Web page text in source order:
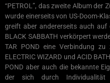
“PETROL”, das zweite Album der
wurde einerseits von US-Doom-
greift aber andererseits auch auf
BLACK SABBATH verkörpert
TAR POND eine Verbindung zu
ELECTRIC WIZARD und ACID
POND aber auch die bekannte
der sich durch Individualität